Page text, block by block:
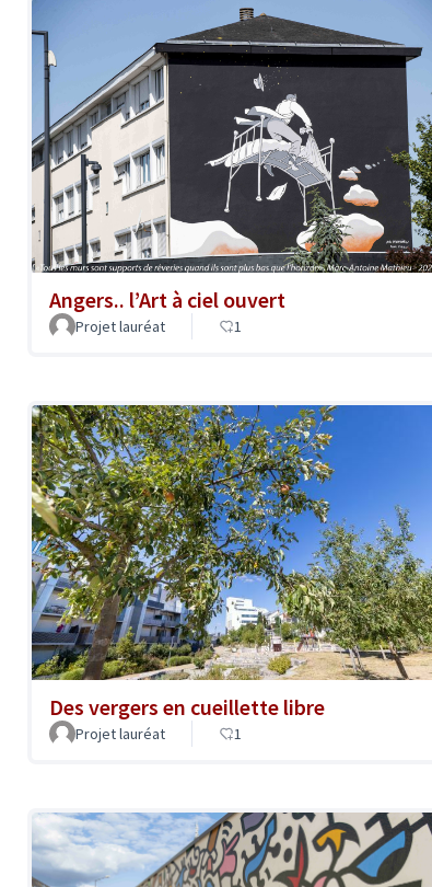
Angers.. l’Art à ciel ouvert
Projet lauréat 1
Des vergers en cueillette libre
Projet lauréat 1